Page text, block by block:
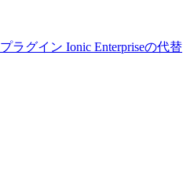
プラグイン Ionic Enterpriseの代替